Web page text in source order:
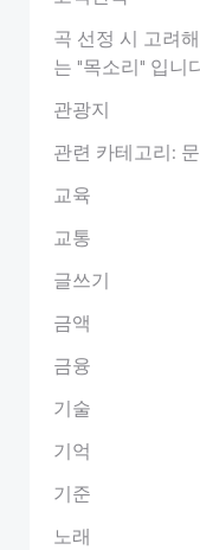
곡 선정 시 고려
는 "목소리" 입니
관광지
관련 카테고리:
교육
교통
글쓰기
금액
금융
기술
기억
기준
노래